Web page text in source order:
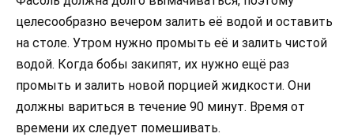
целесообразно вечером залить её водой и оставить
на столе. Утром нужно промыть её и залить чистой
водой. Когда бобы закипят, их нужно ещё раз
промыть и залить новой порцией жидкости. Они
должны вариться в течение 90 минут. Время от
времени их следует помешивать.